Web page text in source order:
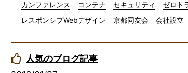
カンファレンス
コンテナ セキュリティ ゼロト
レスポンシブWebデザイン
京都同友会 会社設立
人気のブログ記事